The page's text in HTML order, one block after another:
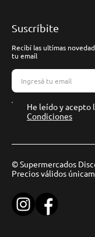
Suscríbite
Recibí las ultimas
tu email
He leído y acepto
Condiciones
© Supermercados
Precios válidos